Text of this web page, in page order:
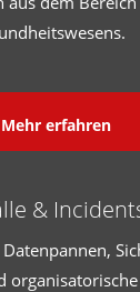
Mehr erfahren
&